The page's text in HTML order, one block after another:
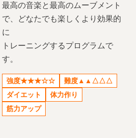
最高の音楽と最高のムーブメント
で、どなたでも楽しくより効果的
に
トレーニングするプログラムで
す。
強度★★★☆☆
難度▲▲△△△
ダイエット
体力作り
筋力アップ